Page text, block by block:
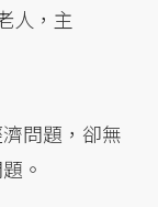
人，主
問題，卻無
。